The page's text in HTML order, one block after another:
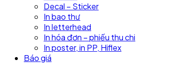
Decal – Sticker
In bao thư
In letterhead
In hóa đơn – phiếu thu chi
In poster, in PP, Hiflex
Báo giá